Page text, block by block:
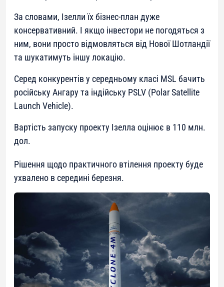
За словами, Ізелли їх бізнес-план дуже
консервативний. І якщо інвестори не погодяться з
ним, вони просто відмовляться від Нової Шотландії
та шукатимуть іншу локацію.
Серед конкурентів у середньому класі MSL бачить
російську Ангару та індійську PSLV (Polar Satellite
Launch Vehicle).
Вартість запуску проекту Ізелла оцінює в 110 млн.
дол.
Рішення щодо практичного втілення проекту буде
ухвалено в середині березня.